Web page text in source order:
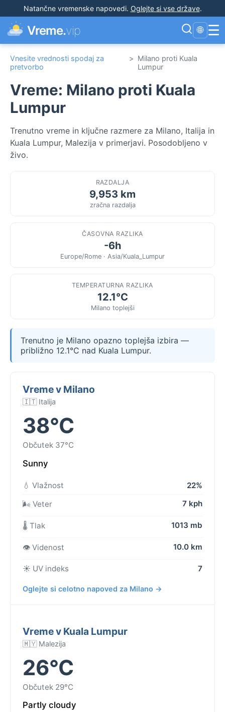
Natančne vremenske napovedi. Oglejte si vse države.
Vreme.vip 🌐 ☰
Vnesite vrednosti spodaj za
pretvorbo
> Milano proti Kuala
Lumpur
Vreme: Milano proti Kuala
Lumpur
Trenutno vreme in ključne razmere za Milano, Italija in
Kuala Lumpur, Malezija v primerjavi. Posodobljeno v
živo.
RAZDALJA
9,953 km
zračna razdalja
ČASOVNA RAZLIKA
-6h
Europe/Rome · Asia/Kuala_Lumpur
TEMPERATURNA RAZLIKA
12.1°C
Milano toplejši
Trenutno je Milano opazno toplejša izbira —
približno 12.1°C nad Kuala Lumpur.
Vreme v Milano
🇮🇹 Italija
38°C
Občutek 37°C
Sunny
💧 Vlažnost
22%
🌬️ Veter
7 kph
🌡️ Tlak 1013 mb
👁️ Videnost 10.0 km
☀️ UV indeks 7
Oglejte si celotno napoved za Milano →
Vreme v Kuala Lumpur
🇲🇾 Malezija
26°C
Občutek 29°C
Partly cloudy